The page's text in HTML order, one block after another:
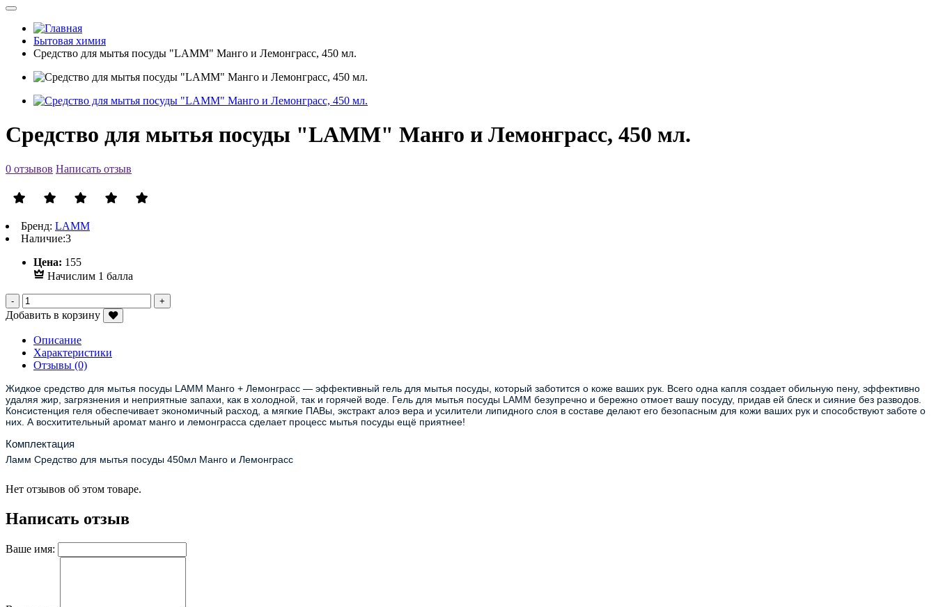
Бытовая химия
Средство для мытья посуды "LAMM" Манго и Лемонграсс, 450 мл.
Средство для мытья посуды "LAMM" Манго и Лемонграсс, 450 мл.
0 отзывов Написать отзыв
Бренд: LAMM
Наличие:3
Цена: 155Р
Начислим 1 балла
Добавить в корзину
Описание
Характеристики
Отзывы (0)
Жидкое средство для мытья посуды LAMM Манго + Лемонграсс — эффективный гель для мытья посуды, который заботится о коже ваших рук. Всего одна капля создает обильную пену, эффективно
удаляя жир, загрязнения и неприятные запахи, как в холодной, так и горячей воде. Гель для мытья посуды LAMM безупречно и бережно отмоет вашу посуду, придав ей блеск и сияние без разводов.
Консистенция геля обеспечивает экономичный расход, а мягкие ПАВы, экстракт алоэ вера и усилители липидного слоя в составе делают его безопасным для кожи ваших рук и способствуют заботе о
них. А восхитительный аромат манго и лемонграсса сделает процесс мытья посуды ещё приятнее!
Комплектация
Ламм Средство для мытья посуды 450мл Манго и Лемонграсс
Нет отзывов об этом товаре.
Написать отзыв
Ваше имя: